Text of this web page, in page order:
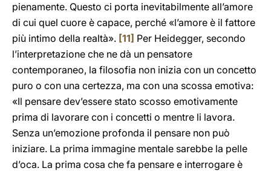
pienamente. Questo ci porta inevitabilmente all’amore
di cui quel cuore è capace, perché «l’amore è il fattore
più intimo della realtà». [11] Per Heidegger, secondo
l’interpretazione che ne dà un pensatore
contemporaneo, la filosofia non inizia con un concetto
puro o con una certezza, ma con una scossa emotiva:
«Il pensare dev’essere stato scosso emotivamente
prima di lavorare con i concetti o mentre li lavora.
Senza un’emozione profonda il pensare non può
iniziare. La prima immagine mentale sarebbe la pelle
d’oca. La prima cosa che fa pensare e interrogare è